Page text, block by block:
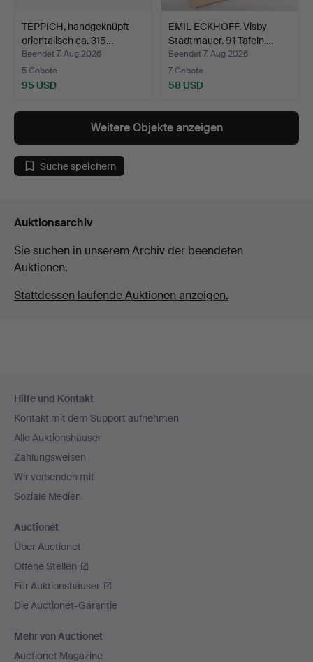
TEPPICH, handgeknüpft
orientalisch ca. 315…
Beendet 7. Aug 2026
5 Gebote
95 USD
EMIL ECKHOFF. Visby
Stadtmauer. 91 Tafeln.…
Beendet 7. Aug 2026
7 Gebote
58 USD
Weitere Objekte anzeigen
Suche speichern
Auktionsarchiv
Sie suchen in unserem Archiv der beendeten
Auktionen.
Stattdessen laufende Auktionen anzeigen.
Navigation
Hilfe und Kontakt
Kontakt mit dem Support aufnehmen
Alle Auktionshäuser
Zahlungsweisen
Wir versenden mit
Soziale Medien
Auctionet
Über Auctionet
Offene Stellen
Für Auktionshäuser
Die Auctionet-Garantie
Mehr von Auctionet
Auctionet Magazine